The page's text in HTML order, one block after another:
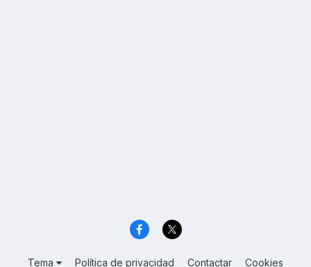
Tema Política de privacidad Contactar Cookies